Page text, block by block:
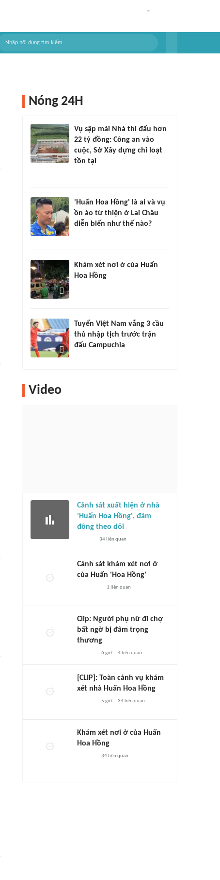
Nóng 24H
Vụ sập mái Nhà thi đấu hơn
22 tỷ đồng: Công an vào
cuộc, Sở Xây dựng chỉ loạt
tồn tại
'Huấn Hoa Hồng' là ai và vụ
ồn ào từ thiện ở Lai Châu
diễn biến như thế nào?
Khám xét nơi ở của Huấn
Hoa Hồng
Tuyển Việt Nam vắng 3 cầu
thủ nhập tịch trước trận
đấu Campuchia
Video
Cảnh sát xuất hiện ở nhà
'Huấn Hoa Hồng', đám
đông theo dõi
34liên quan
Cảnh sát khám xét nơi ở
của Huấn 'Hoa Hồng'
1 liên quan
Clip: Người phụ nữ đi chợ
bất ngờ bị đâm trọng
thương
6 giờ 4liên quan
[CLIP]: Toàn cảnh vụ khám
xét nhà Huấn Hoa Hồng
5 giờ 34liên quan
Khám xét nơi ở của Huấn
Hoa Hồng
34liên quan